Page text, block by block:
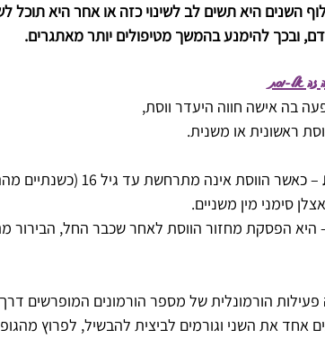
השנים היא תשים לב לשינוי כזה או אחר היא
ובכך להימנע בהמשך מטיפולים יותר מאתגרים.
זה אל-וסת
בה אישה חווה היעדר ווסת,
ראשונית או משנית.
סימני מין משניים.
היא הפסקת מחזור הווסת לאחר שכבר החל, הבירור
הורמונלית של מספר הורמונים המופרשים
אחד את השני וגורמים לביצית להבשיל, לפרוץ